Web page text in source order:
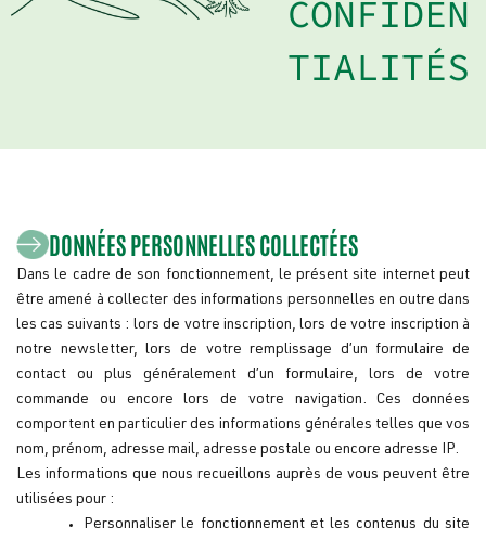
CONFIDEN
TIALITÉS
DONNÉES PERSONNELLES COLLECTÉES
Dans le cadre de son fonctionnement, le présent site internet peut
être amené à collecter des informations personnelles en outre dans
les cas suivants : lors de votre inscription, lors de votre inscription à
notre newsletter, lors de votre remplissage d’un formulaire de
contact ou plus généralement d’un formulaire, lors de votre
commande ou encore lors de votre navigation. Ces données
comportent en particulier des informations générales telles que vos
nom, prénom, adresse mail, adresse postale ou encore adresse IP.
Les informations que nous recueillons auprès de vous peuvent être
utilisées pour :
Personnaliser le fonctionnement et les contenus du site